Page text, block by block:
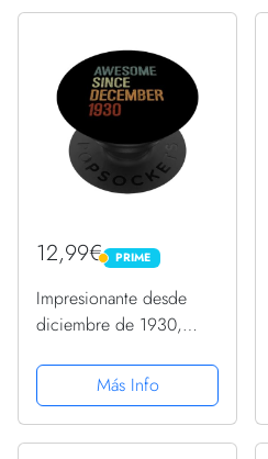
12,99€ PRIME
PRIME
Impresionante desde
diciembre de 1930,
divertido retro
PopSockets PopGrip
Intercambiable
Más Info